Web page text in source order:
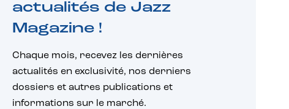
actualités de Jazz
Magazine !
Chaque mois, recevez les dernières
actualités en exclusivité, nos derniers
dossiers et autres publications et
informations sur le marché.